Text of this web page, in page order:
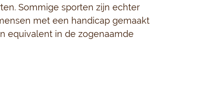
Sommige sporten zijn echter
met een handicap gemaakt
equivalent in de zogenaamde